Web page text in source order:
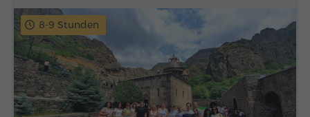
8-9 Stunden